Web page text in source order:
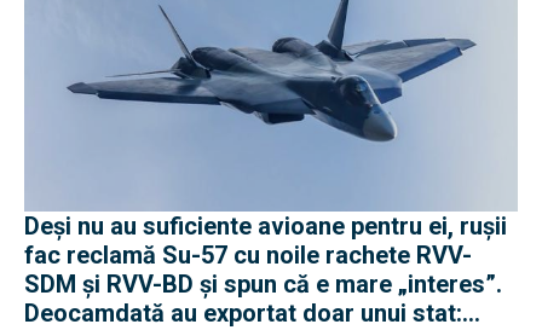
Deși nu au suficiente avioane pentru ei, rușii
fac reclamă Su-57 cu noile rachete RVV-
SDM și RVV-BD și spun că e mare „interes”.
Deocamdată au exportat doar unui stat: